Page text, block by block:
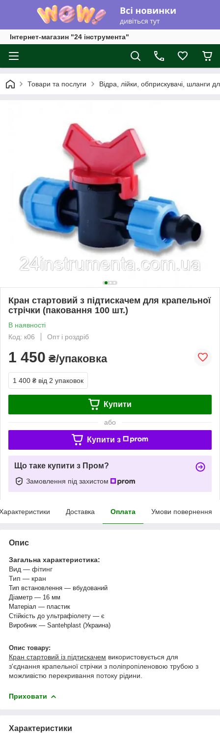
Інтернет-магазин "24 інструмента"
Товари та послуги Відра, лійки, обприскувачі, шланги
Кран стартовий з підтискачем для крапельної
стрічки (паковання 100 шт.)
В наявності
Код: к06
Опт і роздріб
1 450 ₴/упаковка
1 400 ₴ від 2 упаковок
Купити
або
Купити з
Що таке купити з Пром?
Замовлення під захистом
Доставка Оплата Умови повернення
Опис
Загальна характеристика:
Вид — фітинг
Тип — кран
Тип встановлення — вбудований
Діаметр — 16 мм
Матеріал — пластик
Стійкість до ультрафіолету — є
Виробник — Santehplast (Украина)
Опис товару:
Кран стартовий із підтискачем використовується для
з'єднання крапельної стрічки з поліпропіленовою трубою з
можливістю перекривання потоку рідини.
Приховати
Характеристики